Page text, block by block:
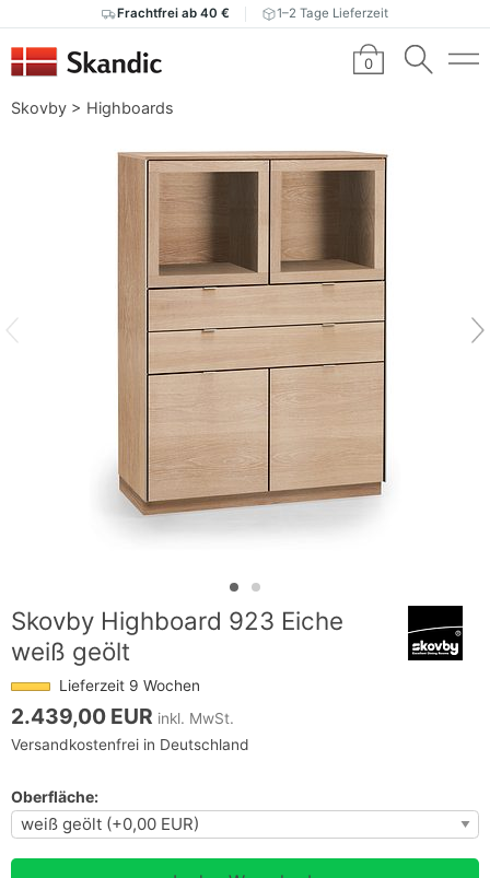
Frachtfrei ab 40 € 1–2 Tage Lieferzeit
0
Skovby > Highboards
Skovby Highboard 923 Eiche
weiß geölt
Lieferzeit 9 Wochen
2.439,00 EUR inkl. MwSt.
Versandkostenfrei in Deutschland
Oberfläche: